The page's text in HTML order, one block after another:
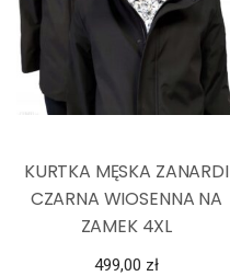
KURTKA MĘSKA ZANARDI
CZARNA WIOSENNA NA
ZAMEK 4XL
499,00 zł